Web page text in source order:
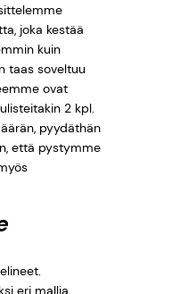
joka kestää
kuin
taas soveltuu
ovat
2 kpl.
pyydäthän
että pystymme